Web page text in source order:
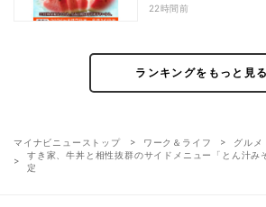
22時間前
ランキングをもっと見る
マイナビニューストップ ワーク＆ライフ
グルメ
すき家、牛丼と相性抜群のサイドメニュー「とん汁
定